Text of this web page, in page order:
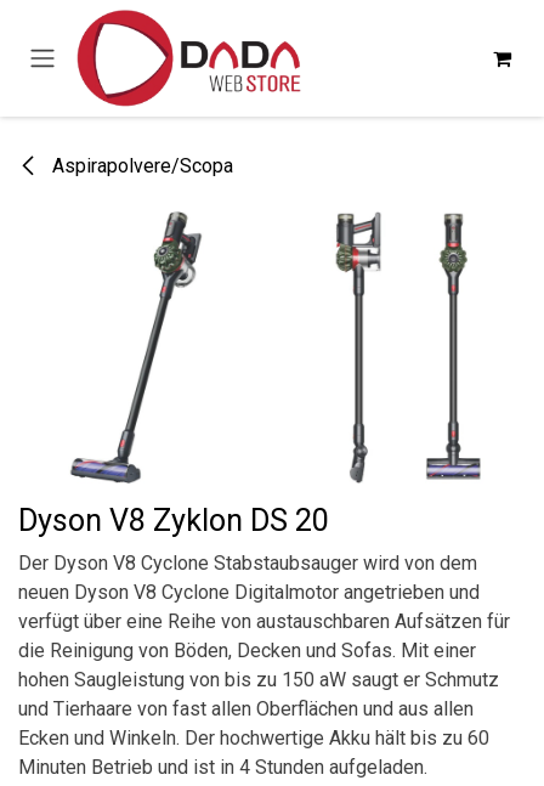
Passa al contenuto
Aspirapolvere/Scopa
Dyson V8 Zyklon DS 20
Der Dyson V8 Cyclone Stabstaubsauger wird von dem
neuen Dyson V8 Cyclone Digitalmotor angetrieben und
verfügt über eine Reihe von austauschbaren Aufsätzen für
die Reinigung von Böden, Decken und Sofas. Mit einer
hohen Saugleistung von bis zu 150 aW saugt er Schmutz
und Tierhaare von fast allen Oberflächen und aus allen
Ecken und Winkeln. Der hochwertige Akku hält bis zu 60
Minuten Betrieb und ist in 4 Stunden aufgeladen.